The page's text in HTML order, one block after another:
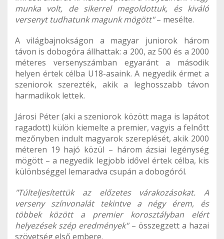
munka volt, de sikerrel megoldottuk, és kiváló
versenyt tudhatunk magunk mögött"– mesélte.
A világbajnokságon a magyar juniorok három
távon is dobogóra állhattak: a 200, az 500 és a 2000
méteres versenyszámban egyaránt a második
helyen értek célba U18-asaink. A negyedik érmet a
szeniorok szerezték, akik a leghosszabb távon
harmadikok lettek.
Járosi Péter (aki a szeniorok között maga is lapátot
ragadott) külön kiemelte a premier, vagyis a felnőtt
mezőnyben indult magyarok szereplését, akik 2000
méteren 19 hajó közül – három ázsiai legénység
mögött – a negyedik legjobb idővel értek célba, kis
különbséggel lemaradva csupán a dobogóról.
"Túlteljesítettük az előzetes várakozásokat. A
verseny színvonalát tekintve a négy érem, és
többek között a premier korosztályban elért
helyezések szép eredmények"– összegzett a hazai
szövetség első embere.